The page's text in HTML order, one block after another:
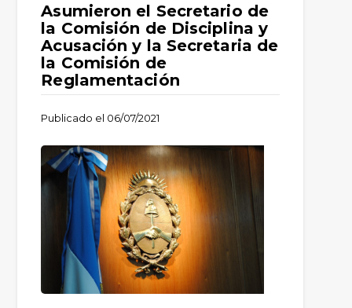
Asumieron el Secretario de
la Comisión de Disciplina y
Acusación y la Secretaria de
la Comisión de
Reglamentación
Publicado el 06/07/2021